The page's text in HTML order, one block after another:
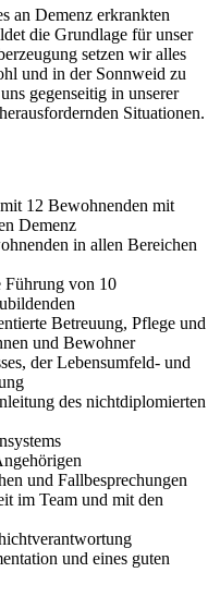
an Demenz erkrankten
die Grundlage für unser
setzen wir alles
und in der Sonnweid zu
gegenseitig in unserer
Situationen.
12 Bewohnenden mit
Demenz
in allen Bereichen
Führung von 10
Betreuung, Pflege und
und Bewohner
der Lebensumfeld- und
des nichtdiplomierten
und Fallbesprechungen
im Team und mit den
und eines guten